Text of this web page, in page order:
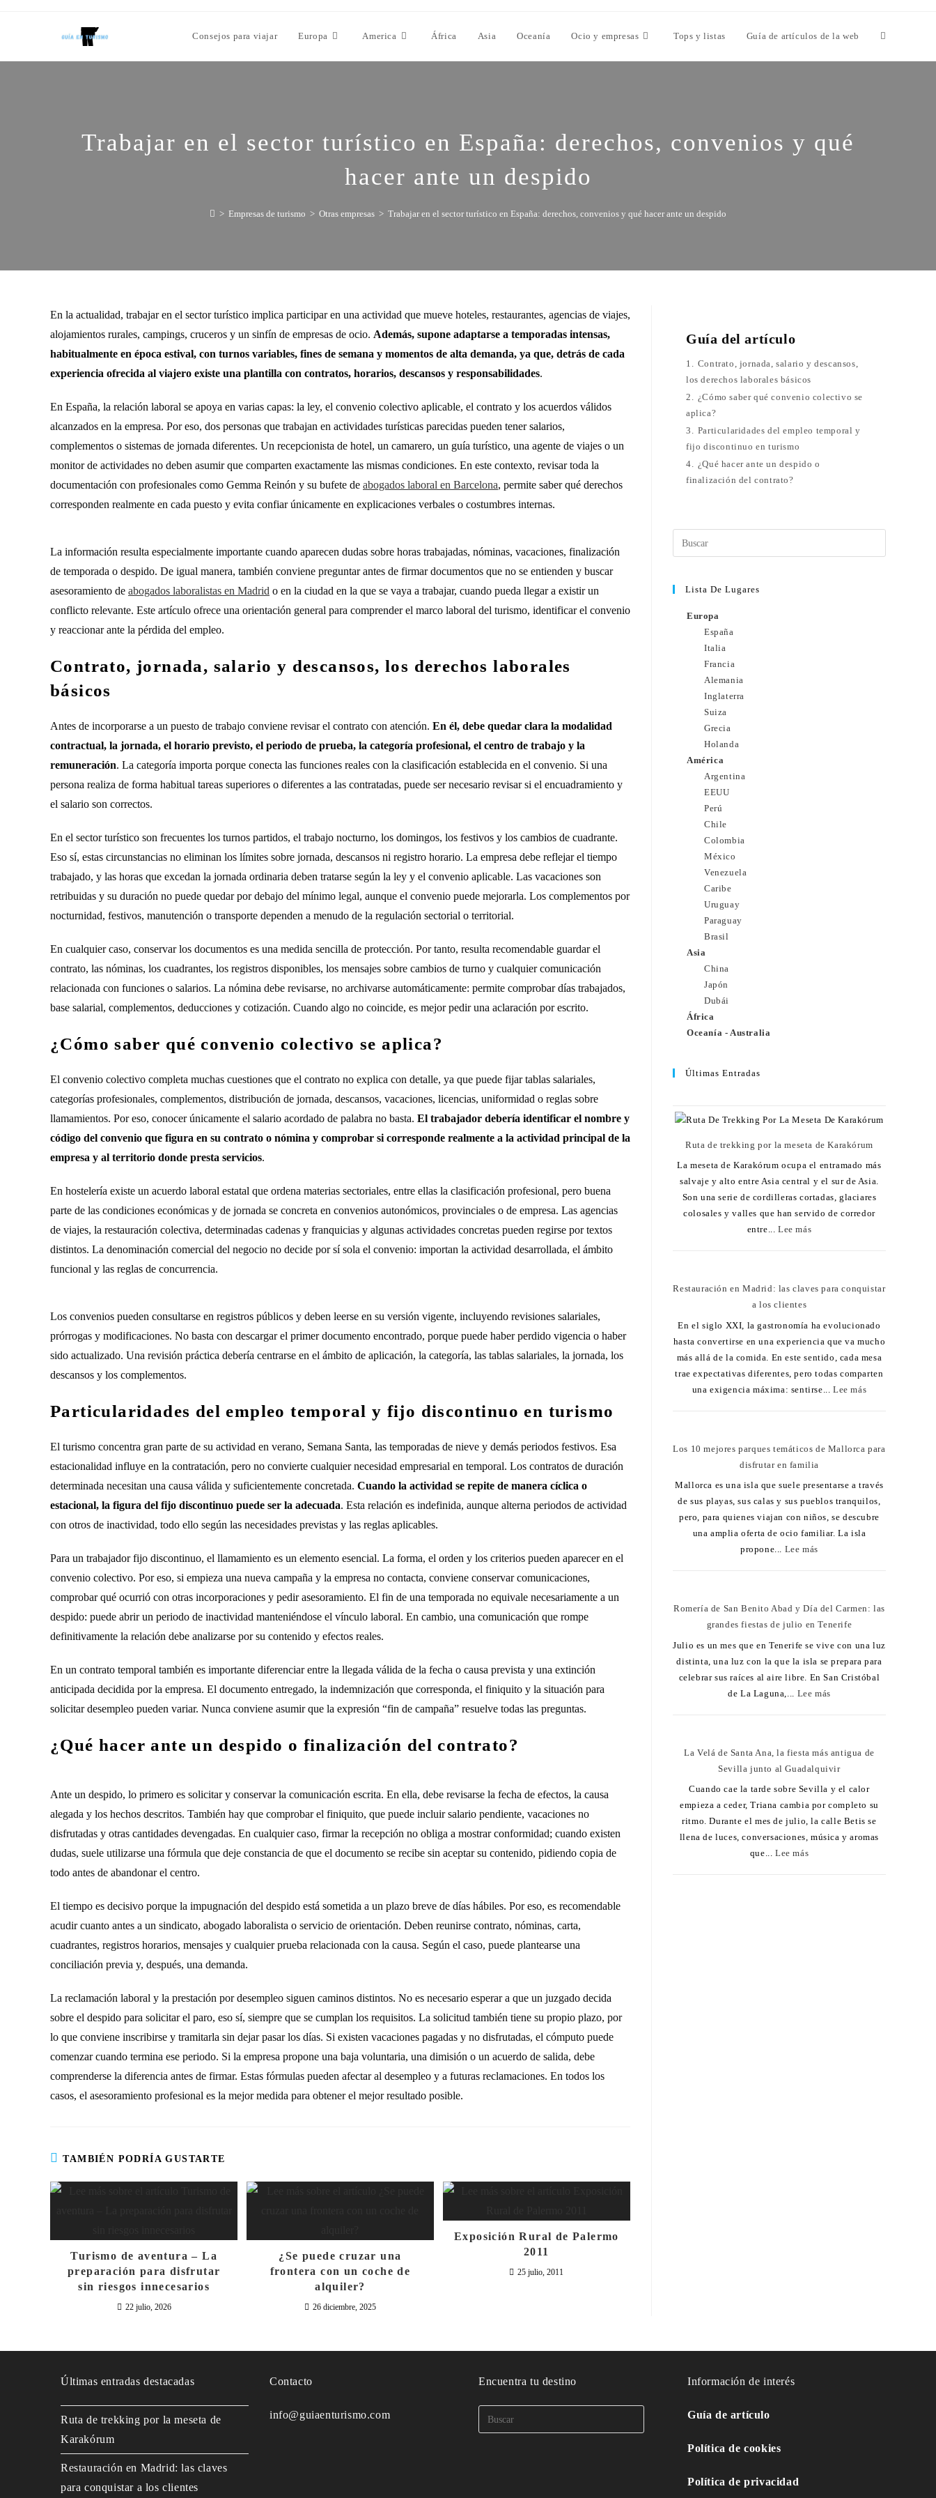
Consejos para viajar Europa America África Asia Oceanía Ocio y empresas Tops y listas Guía de artículos de la web
Trabajar en el sector turístico en España: derechos, convenios y qué
hacer ante un despido
> Empresas de turismo > Otras empresas > Trabajar en el sector turístico en España: derechos, convenios y qué hacer ante un despido
En la actualidad, trabajar en el sector turístico implica participar en una actividad que mueve hoteles, restaurantes, agencias de viajes,
alojamientos rurales, campings, cruceros y un sinfín de empresas de ocio. Además, supone adaptarse a temporadas intensas,
habitualmente en época estival, con turnos variables, fines de semana y momentos de alta demanda, ya que, detrás de cada
experiencia ofrecida al viajero existe una plantilla con contratos, horarios, descansos y responsabilidades.
En España, la relación laboral se apoya en varias capas: la ley, el convenio colectivo aplicable, el contrato y los acuerdos válidos
alcanzados en la empresa. Por eso, dos personas que trabajan en actividades turísticas parecidas pueden tener salarios,
complementos o sistemas de jornada diferentes. Un recepcionista de hotel, un camarero, un guía turístico, una agente de viajes o un
monitor de actividades no deben asumir que comparten exactamente las mismas condiciones. En este contexto, revisar toda la
documentación con profesionales como Gemma Reinón y su bufete de abogados laboral en Barcelona, permite saber qué derechos
corresponden realmente en cada puesto y evita confiar únicamente en explicaciones verbales o costumbres internas.
La información resulta especialmente importante cuando aparecen dudas sobre horas trabajadas, nóminas, vacaciones, finalización
de temporada o despido. De igual manera, también conviene preguntar antes de firmar documentos que no se entienden y buscar
asesoramiento de abogados laboralistas en Madrid o en la ciudad en la que se vaya a trabajar, cuando pueda llegar a existir un
conflicto relevante. Este artículo ofrece una orientación general para comprender el marco laboral del turismo, identificar el convenio
y reaccionar ante la pérdida del empleo.
Contrato, jornada, salario y descansos, los derechos laborales
básicos
Antes de incorporarse a un puesto de trabajo conviene revisar el contrato con atención. En él, debe quedar clara la modalidad
contractual, la jornada, el horario previsto, el periodo de prueba, la categoría profesional, el centro de trabajo y la
remuneración. La categoría importa porque conecta las funciones reales con la clasificación establecida en el convenio. Si una
persona realiza de forma habitual tareas superiores o diferentes a las contratadas, puede ser necesario revisar si el encuadramiento y
el salario son correctos.
En el sector turístico son frecuentes los turnos partidos, el trabajo nocturno, los domingos, los festivos y los cambios de cuadrante.
Eso sí, estas circunstancias no eliminan los límites sobre jornada, descansos ni registro horario. La empresa debe reflejar el tiempo
trabajado, y las horas que excedan la jornada ordinaria deben tratarse según la ley y el convenio aplicable. Las vacaciones son
retribuidas y su duración no puede quedar por debajo del mínimo legal, aunque el convenio puede mejorarla. Los complementos por
nocturnidad, festivos, manutención o transporte dependen a menudo de la regulación sectorial o territorial.
En cualquier caso, conservar los documentos es una medida sencilla de protección. Por tanto, resulta recomendable guardar el
contrato, las nóminas, los cuadrantes, los registros disponibles, los mensajes sobre cambios de turno y cualquier comunicación
relacionada con funciones o salarios. La nómina debe revisarse, no archivarse automáticamente: permite comprobar días trabajados,
base salarial, complementos, deducciones y cotización. Cuando algo no coincide, es mejor pedir una aclaración por escrito.
¿Cómo saber qué convenio colectivo se aplica?
El convenio colectivo completa muchas cuestiones que el contrato no explica con detalle, ya que puede fijar tablas salariales,
categorías profesionales, complementos, distribución de jornada, descansos, vacaciones, licencias, uniformidad o reglas sobre
llamamientos. Por eso, conocer únicamente el salario acordado de palabra no basta. El trabajador debería identificar el nombre y
código del convenio que figura en su contrato o nómina y comprobar si corresponde realmente a la actividad principal de la
empresa y al territorio donde presta servicios.
En hostelería existe un acuerdo laboral estatal que ordena materias sectoriales, entre ellas la clasificación profesional, pero buena
parte de las condiciones económicas y de jornada se concreta en convenios autonómicos, provinciales o de empresa. Las agencias
de viajes, la restauración colectiva, determinadas cadenas y franquicias y algunas actividades concretas pueden regirse por textos
distintos. La denominación comercial del negocio no decide por sí sola el convenio: importan la actividad desarrollada, el ámbito
funcional y las reglas de concurrencia.
Los convenios pueden consultarse en registros públicos y deben leerse en su versión vigente, incluyendo revisiones salariales,
prórrogas y modificaciones. No basta con descargar el primer documento encontrado, porque puede haber perdido vigencia o haber
sido actualizado. Una revisión práctica debería centrarse en el ámbito de aplicación, la categoría, las tablas salariales, la jornada, los
descansos y los complementos.
Particularidades del empleo temporal y fijo discontinuo en turismo
El turismo concentra gran parte de su actividad en verano, Semana Santa, las temporadas de nieve y demás periodos festivos. Esa
estacionalidad influye en la contratación, pero no convierte cualquier necesidad empresarial en temporal. Los contratos de duración
determinada necesitan una causa válida y suficientemente concretada. Cuando la actividad se repite de manera cíclica o
estacional, la figura del fijo discontinuo puede ser la adecuada. Esta relación es indefinida, aunque alterna periodos de actividad
con otros de inactividad, todo ello según las necesidades previstas y las reglas aplicables.
Para un trabajador fijo discontinuo, el llamamiento es un elemento esencial. La forma, el orden y los criterios pueden aparecer en el
convenio colectivo. Por eso, si empieza una nueva campaña y la empresa no contacta, conviene conservar comunicaciones,
comprobar qué ocurrió con otras incorporaciones y pedir asesoramiento. El fin de una temporada no equivale necesariamente a un
despido: puede abrir un periodo de inactividad manteniéndose el vínculo laboral. En cambio, una comunicación que rompe
definitivamente la relación debe analizarse por su contenido y efectos reales.
En un contrato temporal también es importante diferenciar entre la llegada válida de la fecha o causa prevista y una extinción
anticipada decidida por la empresa. El documento entregado, la indemnización que corresponda, el finiquito y la situación para
solicitar desempleo pueden variar. Nunca conviene asumir que la expresión “fin de campaña” resuelve todas las preguntas.
¿Qué hacer ante un despido o finalización del contrato?
Ante un despido, lo primero es solicitar y conservar la comunicación escrita. En ella, debe revisarse la fecha de efectos, la causa
alegada y los hechos descritos. También hay que comprobar el finiquito, que puede incluir salario pendiente, vacaciones no
disfrutadas y otras cantidades devengadas. En cualquier caso, firmar la recepción no obliga a mostrar conformidad; cuando existen
dudas, suele utilizarse una fórmula que deje constancia de que el documento se recibe sin aceptar su contenido, pidiendo copia de
todo antes de abandonar el centro.
El tiempo es decisivo porque la impugnación del despido está sometida a un plazo breve de días hábiles. Por eso, es recomendable
acudir cuanto antes a un sindicato, abogado laboralista o servicio de orientación. Deben reunirse contrato, nóminas, carta,
cuadrantes, registros horarios, mensajes y cualquier prueba relacionada con la causa. Según el caso, puede plantearse una
conciliación previa y, después, una demanda.
La reclamación laboral y la prestación por desempleo siguen caminos distintos. No es necesario esperar a que un juzgado decida
sobre el despido para solicitar el paro, eso sí, siempre que se cumplan los requisitos. La solicitud también tiene su propio plazo, por
lo que conviene inscribirse y tramitarla sin dejar pasar los días. Si existen vacaciones pagadas y no disfrutadas, el cómputo puede
comenzar cuando termina ese periodo. Si la empresa propone una baja voluntaria, una dimisión o un acuerdo de salida, debe
comprenderse la diferencia antes de firmar. Estas fórmulas pueden afectar al desempleo y a futuras reclamaciones. En todos los
casos, el asesoramiento profesional es la mejor medida para obtener el mejor resultado posible.
TAMBIÉN PODRÍA GUSTARTE
Turismo de aventura – La
preparación para disfrutar
sin riesgos innecesarios
22 julio, 2026
¿Se puede cruzar una
frontera con un coche de
alquiler?
26 diciembre, 2025
Exposición Rural de Palermo
2011
25 julio, 2011
Guía del artículo
1. Contrato, jornada, salario y descansos,
los derechos laborales básicos
2. ¿Cómo saber qué convenio colectivo se
aplica?
3. Particularidades del empleo temporal y
fijo discontinuo en turismo
4. ¿Qué hacer ante un despido o
finalización del contrato?
Lista De Lugares
Europa
España
Italia
Francia
Alemania
Inglaterra
Suiza
Grecia
Holanda
América
Argentina
EEUU
Perú
Chile
Colombia
México
Venezuela
Caribe
Uruguay
Paraguay
Brasil
Asia
China
Japón
Dubái
África
Oceanía - Australia
Últimas Entradas
Ruta de trekking por la meseta de Karakórum
La meseta de Karakórum ocupa el entramado más
salvaje y alto entre Asia central y el sur de Asia.
Son una serie de cordilleras cortadas, glaciares
colosales y valles que han servido de corredor
entre...Lee más
Restauración en Madrid: las claves para conquistar
a los clientes
En el siglo XXI, la gastronomía ha evolucionado
hasta convertirse en una experiencia que va mucho
más allá de la comida. En este sentido, cada mesa
trae expectativas diferentes, pero todas comparten
una exigencia máxima: sentirse...Lee más
Los 10 mejores parques temáticos de Mallorca para
disfrutar en familia
Mallorca es una isla que suele presentarse a través
de sus playas, sus calas y sus pueblos tranquilos,
pero, para quienes viajan con niños, se descubre
una amplia oferta de ocio familiar. La isla
propone... Lee más
Romería de San Benito Abad y Día del Carmen: las
grandes fiestas de julio en Tenerife
Julio es un mes que en Tenerife se vive con una luz
distinta, una luz con la que la isla se prepara para
celebrar sus raíces al aire libre. En San Cristóbal
de La Laguna,... Lee más
La Velá de Santa Ana, la fiesta más antigua de
Sevilla junto al Guadalquivir
Cuando cae la tarde sobre Sevilla y el calor
empieza a ceder, Triana cambia por completo su
ritmo. Durante el mes de julio, la calle Betis se
llena de luces, conversaciones, música y aromas
que... Lee más
Últimas entradas destacadas
Ruta de trekking por la meseta de
Karakórum
Restauración en Madrid: las claves
para conquistar a los clientes
Contacto
info@guiaenturismo.com
Encuentra tu destino Información de interés
Guía de artículo
Política de cookies
Política de privacidad